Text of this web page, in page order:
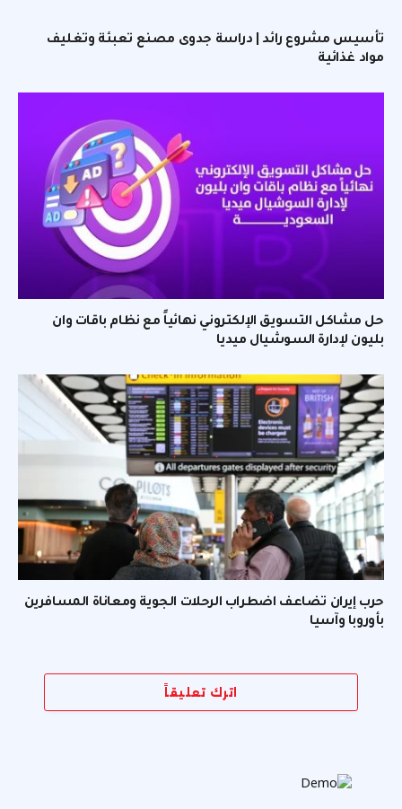
تأسيس مشروع رائد | دراسة جدوى مصنع تعبئة وتغليف
مواد غذائية
حل مشاكل التسويق الإلكتروني نهائياً مع نظام باقات وان
بليون لإدارة السوشيال ميديا
حرب إيران تضاعف اضطراب الرحلات الجوية ومعاناة المسافرين
بأوروبا وآسيا
اترك تعليقاً